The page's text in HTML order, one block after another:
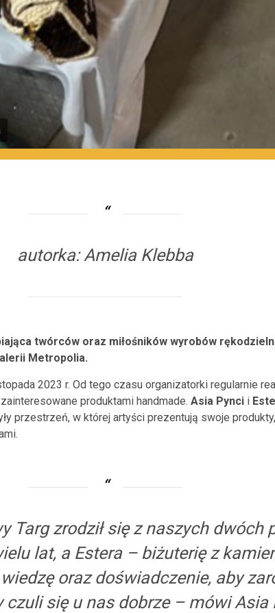
autorka: Amelia Klebba
twórców oraz miłośników wyrobów
Metropolia.
2023 r. Od tego czasu organizatorki regularnie
produktami handmade. Asia Pynci i
przestrzeń, w której artyści prezentują swoje
Targ zrodził się z naszych dwóch
lat, a Estera – biżuterię z
oraz doświadczenie, aby
czuli się u nas dobrze – mówi Asia